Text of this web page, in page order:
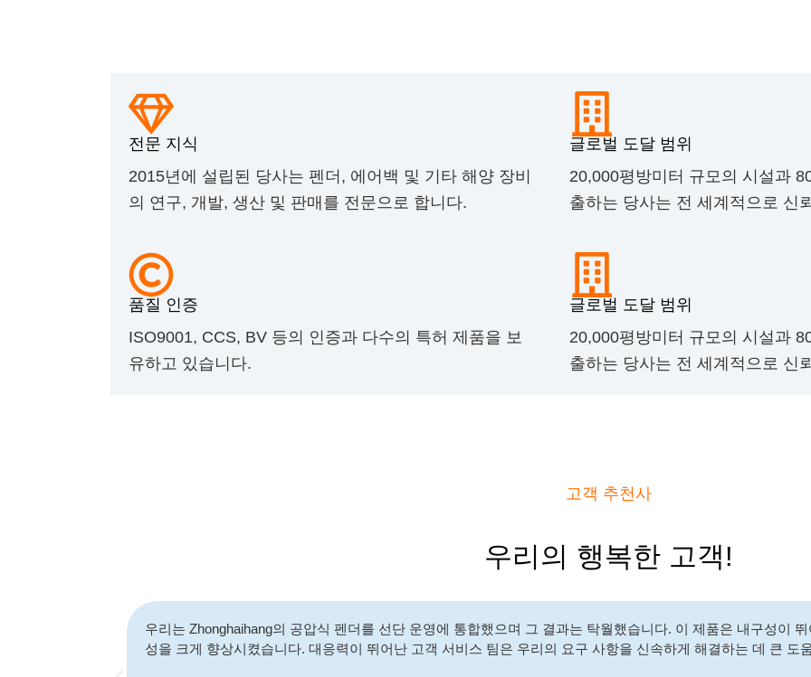
전문 지식
2015년에 설립된 당사는 펜더, 에어백 및 기타 해양 장비
의 연구, 개발, 생산 및 판매를 전문으로 합니다.
글로벌 도달 범위
20,000평방미터 규모의 시설과
출하는 당사는 전 세계적으로 신
품질 인증
ISO9001, CCS, BV 등의 인증과 다수의 특허 제품을 보
유하고 있습니다.
글로벌 도달 범위
20,000평방미터 규모의 시설과
출하는 당사는 전 세계적으로 신
고객 추천사
우리의 행복한 고객!
우리는 Zhonghaihang의 공압식 펜더를 선단 운영에 통합했으며 그 결과는 탁월했습니다. 이 제품은 내구성이
성을 크게 향상시켰습니다. 대응력이 뛰어난 고객 서비스 팀은 우리의 요구 사항을 신속하게 해결하는 데 큰 도